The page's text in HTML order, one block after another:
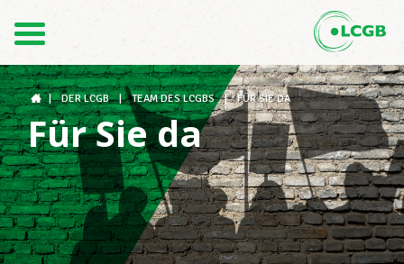
Kontakt
FR
DE
Der LCGB
Gewerkschaftsstrukturen
| DER LCGB | TEAM DES LCGBS | FÜR SIE DA
Für Sie da